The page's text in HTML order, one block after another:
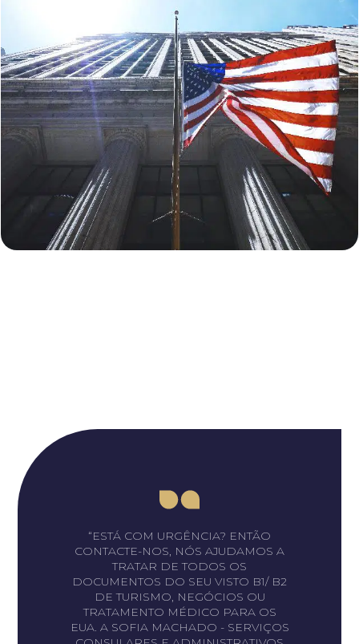
“ESTÁ COM URGÊNCIA? ENTÃO
CONTACTE-NOS, NÓS AJUDAMOS A
TRATAR DE TODOS OS
DOCUMENTOS DO SEU VISTO B1/ B2
DE TURISMO, NEGÓCIOS OU
TRATAMENTO MÉDICO PARA OS
EUA. A SOFIA MACHADO - SERVIÇOS